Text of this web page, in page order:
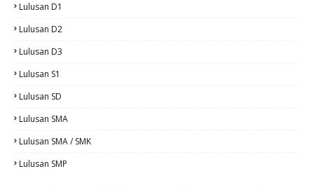
Lulusan D1
Lulusan D2
Lulusan D3
Lulusan S1
Lulusan SD
Lulusan SMA
Lulusan SMA / SMK
Lulusan SMP